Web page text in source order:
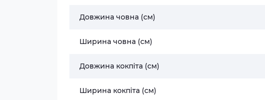
Довжина човна (см)
Ширина човна (см)
Довжина кокпіта (см)
Ширина кокпіта (см)